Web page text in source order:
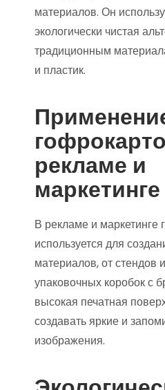
материалов. Он
экологически чистая
традиционным
и пластик.
рекламе и
маркетинге
В рекламе и маркетинге
используется для
материалов, от стендов
упаковочных коробок с
высокая печатная
создавать яркие и
изображения.